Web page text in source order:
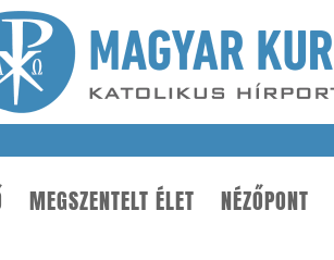
MEGSZENTELT ÉLET NÉZŐPONT